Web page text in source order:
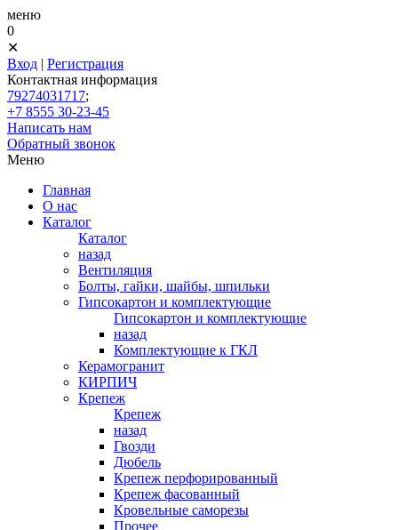
меню
0
✕
Вход | Регистрация
Контактная информация
79274031717;
+7 8555 30-23-45
Написать нам
Обратный звонок
Меню
Главная
О нас
Каталог
Каталог
назад
Вентиляция
Болты, гайки, шайбы, шпильки
Гипсокартон и комплектующие
Гипсокартон и комплектующие
назад
Комплектующие к ГКЛ
Керамогранит
КИРПИЧ
Крепеж
Крепеж
назад
Гвозди
Дюбель
Крепеж перфорированный
Крепеж фасованный
Кровельные саморезы
Прочее